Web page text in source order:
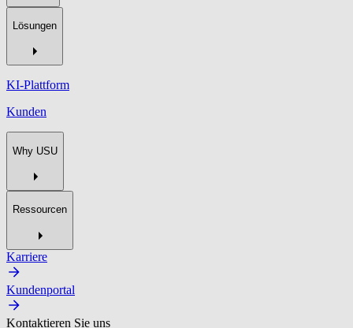
Lösungen
KI-Plattform
Kunden
Why USU
Ressourcen
Karriere
Kundenportal
Kontaktieren Sie uns